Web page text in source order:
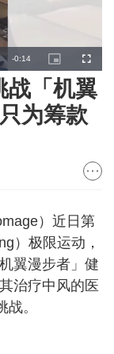
Remaining
Time
-0:13
Picture-
in-
Picture
战「机翼
为筹款
）近日第
）极限运动，
翼漫步者」健
治疗中风的医
。